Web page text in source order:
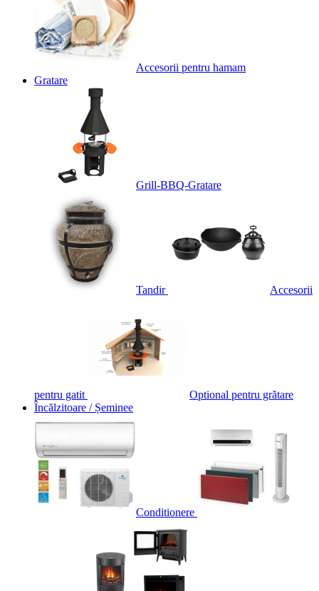
Accesorii pentru hamam
Gratare
Grill-BBQ-Gratare
Tandir Accesorii
pentru gatit
Optional pentru grătare
Încălzitoare / Șeminee
Conditionere